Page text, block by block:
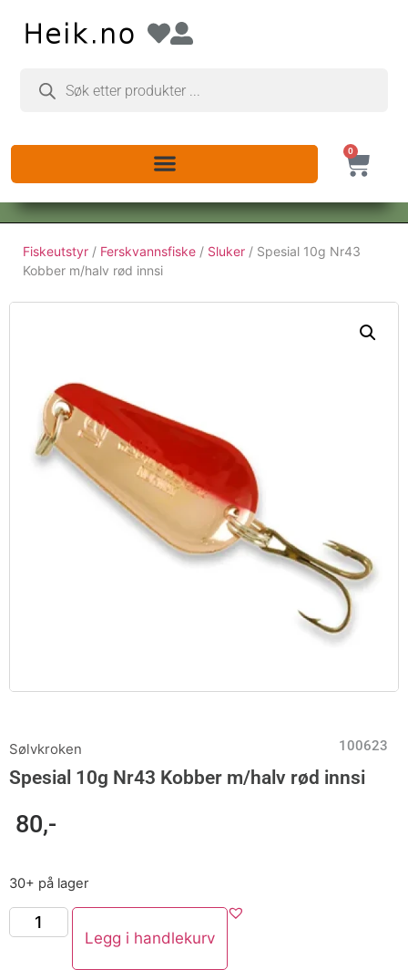
0
Fiskeutstyr / Ferskvannsfiske / Sluker / Spesial 10g Nr43
Kobber m/halv rød innsi
Sølvkroken 100623
Spesial 10g Nr43 Kobber m/halv rød innsi
80,-
30+ på lager
Legg i handlekurv